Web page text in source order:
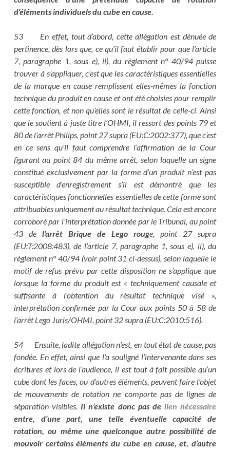
d’éléments individuels du cube en cause.
53 En effet, tout d’abord, cette allégation est dénuée de
pertinence, dès lors que, ce qu’il faut établir pour que l’article
7, paragraphe 1, sous e), ii), du règlement n° 40/94 puisse
trouver à s’appliquer, c’est que les caractéristiques essentielles
de la marque en cause remplissent elles-mêmes la fonction
technique du produit en cause et ont été choisies pour remplir
cette fonction, et non qu’elles sont le résultat de celle-ci. Ainsi
que le soutient à juste titre l’OHMI, il ressort des points 79 et
80 de l’arrêt Philips, point 27 supra (EU:C:2002:377), que c’est
en ce sens qu’il faut comprendre l’affirmation de la Cour
figurant au point 84 du même arrêt, selon laquelle un signe
constitué exclusivement par la forme d’un produit n’est pas
susceptible d’enregistrement s’il est démontré que les
caractéristiques fonctionnelles essentielles de cette forme sont
attribuables uniquement au résultat technique. Cela est encore
corroboré par l’interprétation donnée par le Tribunal, au point
43 de l’arrêt Brique de Lego rouge, point 27 supra
(EU:T:2008:483), de l’article 7, paragraphe 1, sous e), ii), du
règlement n° 40/94 (voir point 31 ci-dessus), selon laquelle le
motif de refus prévu par cette disposition ne s’applique que
lorsque la forme du produit est « techniquement causale et
suffisante à l’obtention du résultat technique visé »,
interprétation confirmée par la Cour aux points 50 à 58 de
l’arrêt Lego Juris/OHMI, point 32 supra (EU:C:2010:516).
54 Ensuite, ladite allégation n’est, en tout état de cause, pas
fondée. En effet, ainsi que l’a souligné l’intervenante dans ses
écritures et lors de l’audience, il est tout à fait possible qu’un
cube dont les faces, ou d’autres éléments, peuvent faire l’objet
de mouvements de rotation ne comporte pas de lignes de
séparation visibles. Il n’existe donc pas de lien nécessaire
entre, d’une part, une telle éventuelle capacité de
rotation, ou même une quelconque autre possibilité de
mouvoir certains éléments du cube en cause, et, d’autre